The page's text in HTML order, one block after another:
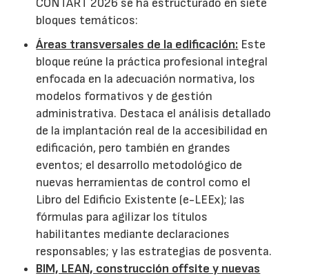
CONTART 2026 se ha estructurado en siete
bloques temáticos:
Áreas transversales de la edificación: Este
bloque reúne la práctica profesional integral
enfocada en la adecuación normativa, los
modelos formativos y de gestión
administrativa. Destaca el análisis detallado
de la implantación real de la accesibilidad en
edificación, pero también en grandes
eventos; el desarrollo metodológico de
nuevas herramientas de control como el
Libro del Edificio Existente (e-LEEx); las
fórmulas para agilizar los títulos
habilitantes mediante declaraciones
responsables; y las estrategias de posventa.
BIM, LEAN, construcción offsite y nuevas